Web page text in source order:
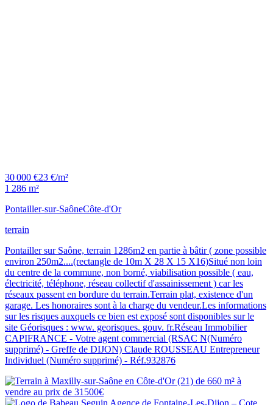
30 000 €23 €/m²
1 286 m²
Pontailler-sur-SaôneCôte-d'Or
terrain
Pontailler sur Saône, terrain 1286m2 en partie à bâtir ( zone possible
environ 250m2....(rectangle de 10m X 28 X 15 X16)Situé non loin
du centre de la commune, non borné, viabilisation possible ( eau,
électricité, téléphone, réseau collectif d'assainissement ) car les
réseaux passent en bordure du terrain.Terrain plat, existence d'un
garage. Les honoraires sont à la charge du vendeur.Les informations
sur les risques auxquels ce bien est exposé sont disponibles sur le
site Géorisques : www. georisques. gouv. fr.Réseau Immobilier
CAPIFRANCE - Votre agent commercial (RSAC N(Numéro
supprimé) - Greffe de DIJON) Claude ROUSSEAU Entrepreneur
Individuel (Numéro supprimé) - Réf.932876